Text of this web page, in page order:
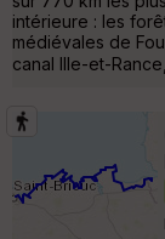
intérieure : les
médiévales de
canal Ille-et-